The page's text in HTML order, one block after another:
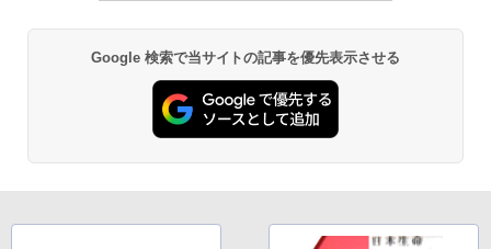
Google 検索で当サイトの記事を優先表示させる